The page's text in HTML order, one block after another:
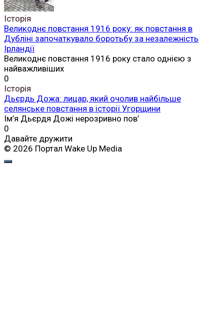
Історія
Великоднє повстання 1916 року: як повстання в
Дубліні започаткувало боротьбу за незалежність
Ірландії
Великоднє повстання 1916 року стало однією з
найважливіших
0
Історія
Дьєрдь Дожа: лицар, який очолив найбільше
селянське повстання в історії Угорщини
Ім’я Дьєрдя Дожі нерозривно пов’
0
Давайте дружити
© 2026 Портал Wake Up Media